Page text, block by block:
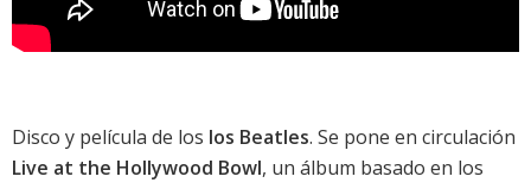
Disco y película de los los Beatles. Se pone en circulación
Live at the Hollywood Bowl, un álbum basado en los